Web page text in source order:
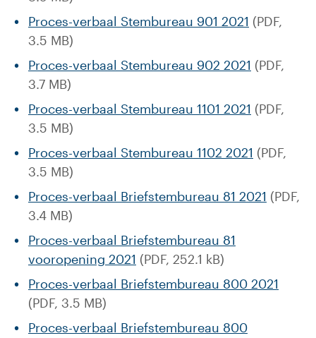
Proces-verbaal Stembureau 901 2021 (PDF,
3.5 MB)
Proces-verbaal Stembureau 902 2021 (PDF,
3.7 MB)
Proces-verbaal Stembureau 1101 2021 (PDF,
3.5 MB)
Proces-verbaal Stembureau 1102 2021 (PDF,
3.5 MB)
Proces-verbaal Briefstembureau 81 2021 (PDF,
3.4 MB)
Proces-verbaal Briefstembureau 81
vooropening 2021 (PDF, 252.1 kB)
Proces-verbaal Briefstembureau 800 2021
(PDF, 3.5 MB)
Proces-verbaal Briefstembureau 800